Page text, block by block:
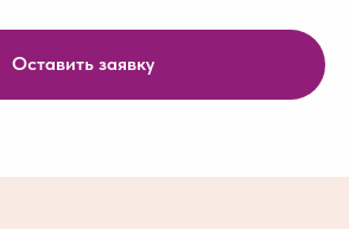
Оставить заявку